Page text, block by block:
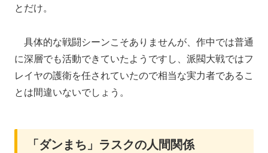
とだけ。
具体的な戦闘シーンこそありませんが、作中では普通
に深層でも活動できていたようですし、派閥大戦ではフ
レイヤの護衛を任されていたので相当な実力者であるこ
とは間違いないでしょう。
「ダンまち」ラスクの人間関係